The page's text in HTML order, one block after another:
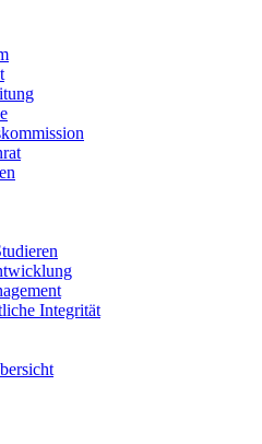
Integrität